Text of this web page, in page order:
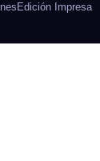
Edición Impresa